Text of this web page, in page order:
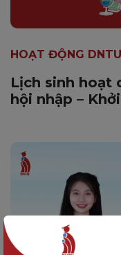
HOẠT ĐỘNG DNTU
Lịch sinh hoạt
hội nhập –